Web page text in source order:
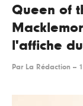
Queen of
l'affiche
Par La Rédaction --